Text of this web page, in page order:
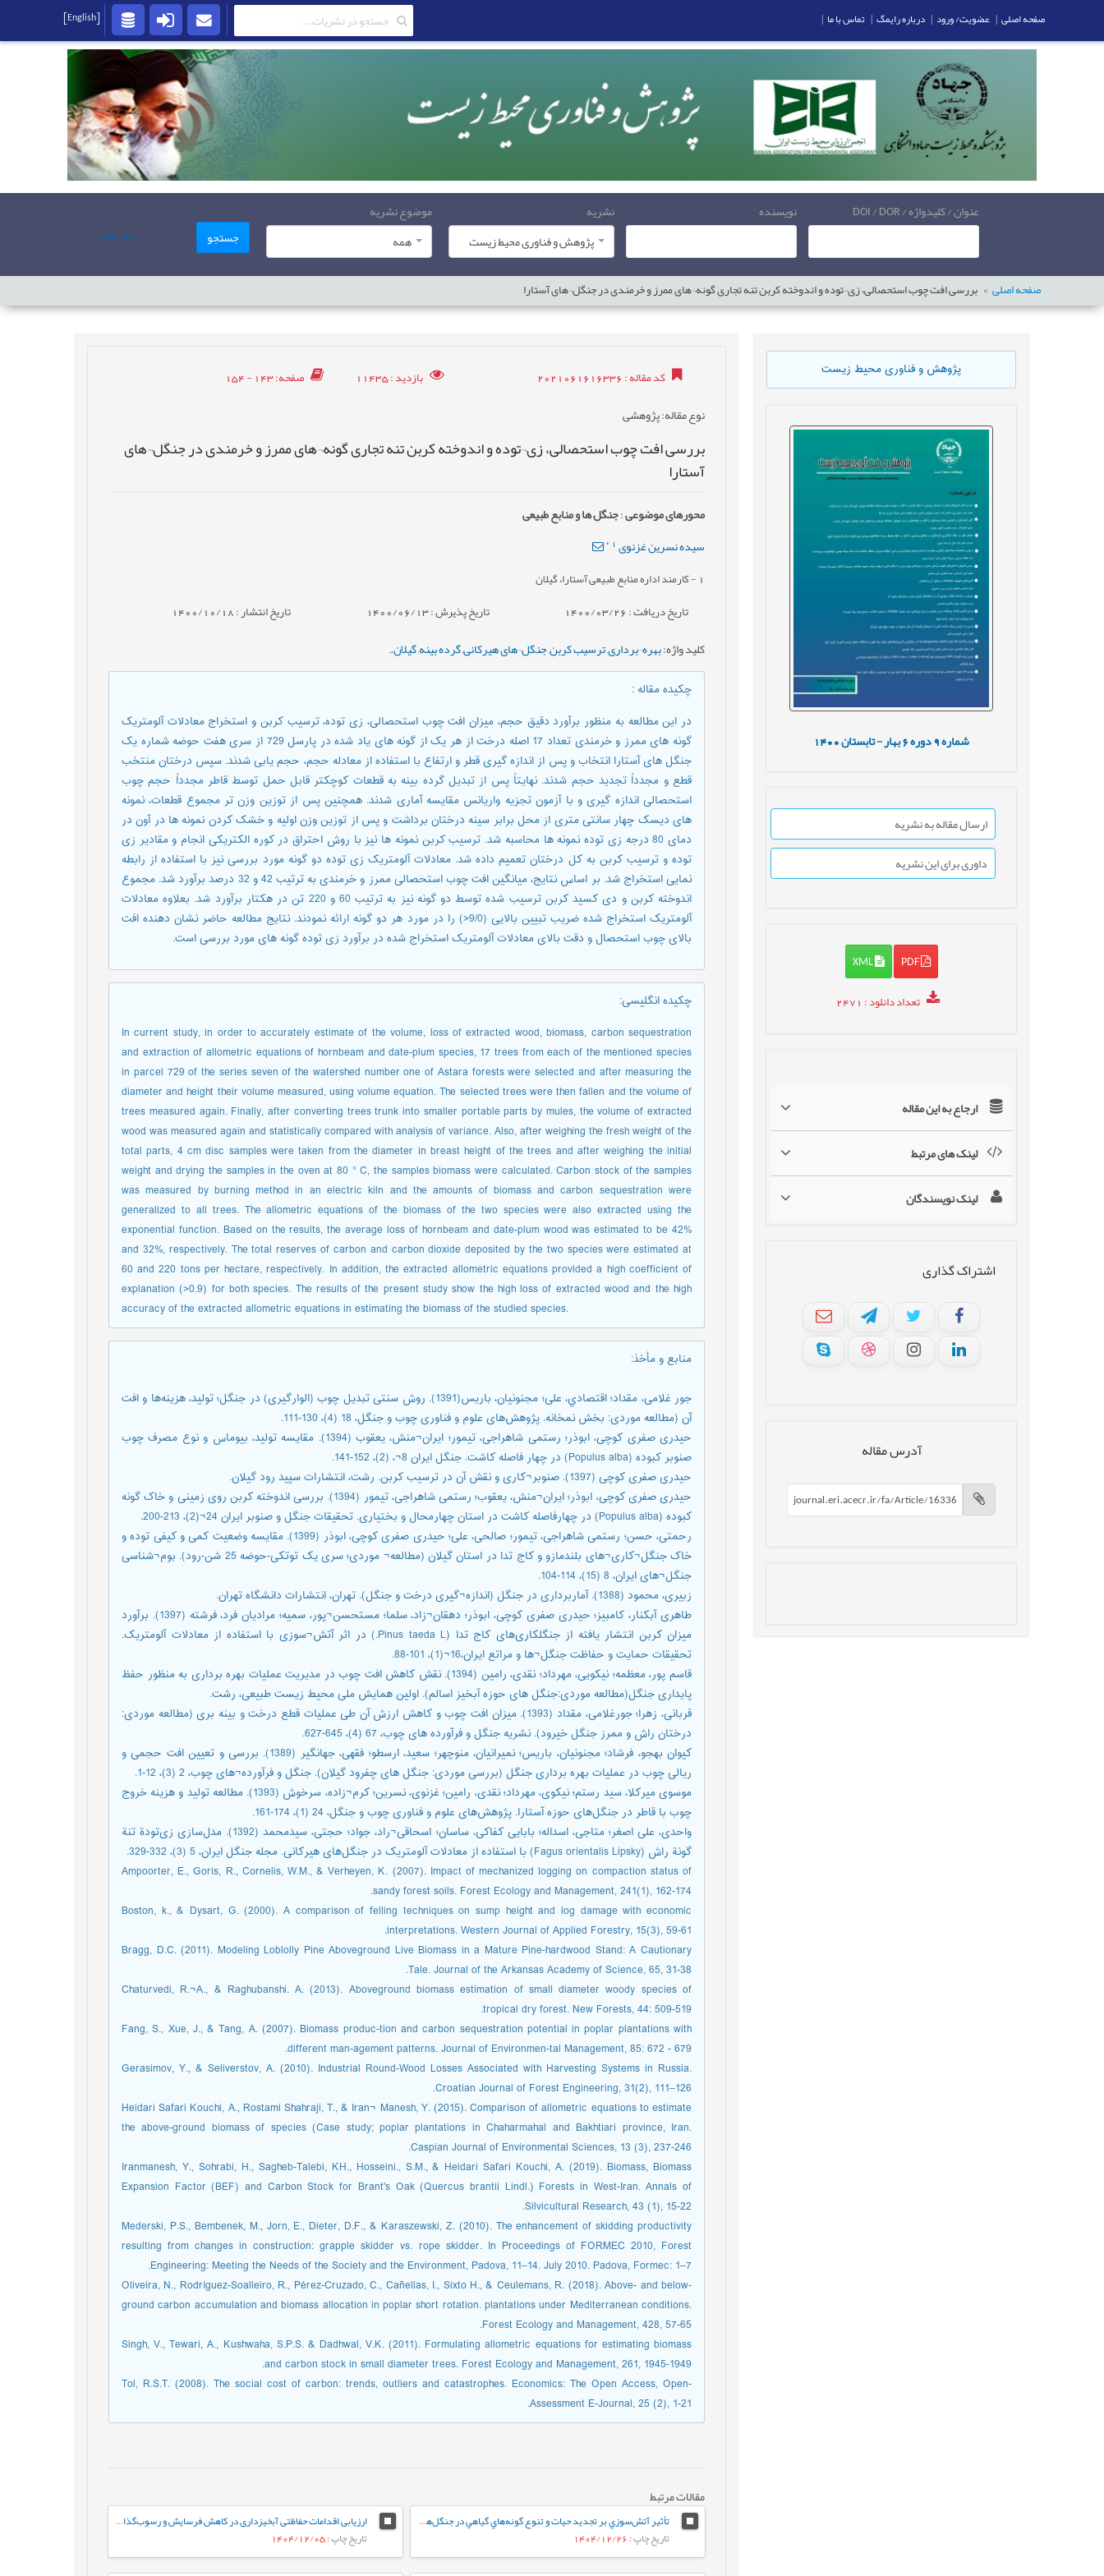
عنوان / کلیدواژه / DOI / DOR نویسنده
نشریه
پژوهش و فناوری محیط زیست
موضوع نشریه
همه
جستجو پیشرفته
صفحه اصلی بررسی افت چوب استحصالی، زی¬توده و اندوخته کربن تنه تجاری گونه¬های ممرز و خرمندی در جنگل¬های آستارا
پژوهش و فناوری محیط زیست
شماره دوره بهار - تابستان1400
ارسال مقاله به نشریه
داوری برای این نشریه
PDF
XML
تعداد دانلود: 2471
ارجاع به این مقاله
لینک های مرتبط
لینک نویسندگان
اشتراک گذاری
آدرس مقاله
کد مقاله: 2021061616336 بازدید: 11435 صفحه: 143 - 154
نوع مقاله: پژوهشی
بررسی افت چوب استحصالی، زی¬توده و اندوخته کربن تنه تجاری گونه¬های ممرز و خرمندی در جنگل¬های
آستارا
محورهای موضوعی:جنگل ها و منابع طبیعی
سیده نسرین غزنوی 1
*
1 - کارمند اداره منابع طبیعی آستارا، گیلان
تاریخ دریافت : 1400/03/26 تاریخ پذیرش : 1400/06/13 تاریخ انتشار : 1400/10/18
کلید واژه:بهره¬برداری,ترسیب کربن,جنگل¬های هیرکانی,گرده بینه,گیلان.,
چکیده مقاله:
در این مطالعه به منظور برآورد دقیق حجم، میزان افت چوب استحصالی، زی توده، ترسیب کربن و استخراج معادلات آلومتریک
گونه های ممرز و خرمندی تعداد 17 اصله درخت از هر یک از گونه های یاد شده در پارسل 729 از سری هفت حوضه شماره یک
جنگل های آستارا انتخاب و پس از اندازه گیری قطر و ارتفاع با استفاده از معادله حجم، حجم یابی شدند. سپس درختان منتخب
قطع و مجدداً تجدید حجم شدند. نهایتاً پس از تبدیل گرده بینه به قطعات کوچکتر قابل حمل توسط قاطر مجدداً حجم چوب
استحصالی اندازه گیری و با آزمون تجزیه واریانس مقایسه آماری شدند. همچنین پس از توزین وزن تر مجموع قطعات، نمونه
های دیسک چهار سانتی متری از محل برابر سینه درختان برداشت و پس از توزین وزن اولیه و خشک کردن نمونه ها در آون در
دمای 80 درجه زی توده نمونه ها محاسبه شد. ترسیب کربن نمونه ها نیز با روش احتراق در کوره الکتریکی انجام و مقادیر زی
توده و ترسیب کربن به کل درختان تعمیم داده شد. معادلات آلومتریک زی توده دو گونه مورد بررسی نیز با استفاده از رابطه
نمایی استخراج شد. بر اساس نتایج، میانگین افت چوب استحصالی ممرز و خرمندی به ترتیب 42 و 32 درصد برآورد شد. مجموع
اندوخته کربن و دی کسید کربن ترسیب شده توسط دو گونه نیز به ترتیب 60 و 220 تن در هکتار برآورد شد. بعلاوه معادلات
آلومتریک استخراج شده ضریب تبیین بالایی (9/0<) را در مورد هر دو گونه ارائه نمودند. نتایج مطالعه حاضر نشان دهنده افت
بالای چوب استحصال و دقت بالای معادلات آلومتریک استخراج شده در برآورد زی توده گونه های مورد بررسی است.
چکیده انگلیسی:
In current study, in order to accurately estimate of the volume, loss of extracted wood, biomass, carbon sequestration
and extraction of allometric equations of hornbeam and date-plum species, 17 trees from each of the mentioned species
in parcel 729 of the series seven of the watershed number one of Astara forests were selected and after measuring the
diameter and height their volume measured, using volume equation. The selected trees were then fallen and the volume of
trees measured again. Finally, after converting trees trunk into smaller portable parts by mules, the volume of extracted
wood was measured again and statistically compared with analysis of variance. Also, after weighing the fresh weight of the
total parts, 4 cm disc samples were taken from the diameter in breast height of the trees and after weighing the initial
weight and drying the samples in the oven at 80 ° C, the samples biomass were calculated. Carbon stock of the samples
was measured by burning method in an electric kiln and the amounts of biomass and carbon sequestration were
generalized to all trees. The allometric equations of the biomass of the two species were also extracted using the
exponential function. Based on the results, the average loss of hornbeam and date-plum wood was estimated to be 42%
and 32%, respectively. The total reserves of carbon and carbon dioxide deposited by the two species were estimated at
60 and 220 tons per hectare, respectively. In addition, the extracted allometric equations provided a high coefficient of
explanation (>0.9) for both species. The results of the present study show the high loss of extracted wood and the high
accuracy of the extracted allometric equations in estimating the biomass of the studied species.
منابع و مأخذ:
جور غلامی، مقداد؛ اقتصادي، علی؛ مجنونیان، باریس(1391). روش سنتی تبدیل چوب (الوارگیری) در جنگل؛ تولید، هزینه‌ها و افت
آن (مطالعه موردی: بخش نمخانه. پژوهش‌های علوم و فناوری چوب و جنگل، 18 (4)، 130-111.
حیدری صفری کوچی، ابوذر؛ رستمی شاهراجی، تیمور؛ ایران¬منش، یعقوب (1394). مقایسه تولید، بیوماس و نوع مصرف چوب
صنوبر کبوده (Populus alba) در چهار فاصله کاشت. جنگل ایران 8¬، (2)، 152-141.
حیدری صفری کوچی (1397). صنوبر¬کاری و نقش آن در ترسیب کربن. رشت، انتشارات سپید رود گیلان.
حیدری صفری کوچی، ابوذر؛ ایران¬منش، یعقوب؛ رستمی شاهراجی، تیمور (1394). بررسی اندوخته کربن روی زمینی و خاک گونه
کبوده (Populus alba) در چهارفاصله کاشت در استان چهارمحال و بختیاری. تحقیقات جنگل و صنوبر ایران 24¬(2)، 213-200.
رحمتی، حسن؛ رستمی شاهراجی، تیمور؛ صالحی، علی؛ حیدری صفری کوچی، ابوذر (1399). مقایسه وضعیت کمی و کیفی توده و
خاک جنگل¬کاری¬های بلندمازو و کاج تدا در استان گیلان (مطالعه¬ موردی؛ سری یک توتکی-حوضه 25 شن-رود). بوم¬شناسی
جنگل¬های ایران، 8 (15)، 114-104.
زبیری، محمود (1388). آماربرداری در جنگل (اندازه¬گیری درخت و جنگل). تهران، انتشارات دانشگاه تهران.
طاهری آبکنار، کامبیز؛ حیدری صفری کوچی، ابوذر؛ دهقان¬زاد، سلما؛ مستحسن¬پور، سمیه؛ مرادیان فرد، فرشته (1397). برآورد
میزان کربن انتشار یافته از جنگلکاری‌های کاج تدا (Pinus taeda L.) در اثر آتش¬سوزی با استفاده از معادلات آلومتریک.
تحقیقات حمایت و حفاظت جنگل¬ها و مراتع ایران،16¬(1)، 101-88.
قاسم پور، معظمه؛ نیکویی، مهرداد؛ نقدی، رامین (1394). نقش کاهش افت چوب در مدیریت عملیات بهره برداری به منظور حفظ
پایداری جنگل(مطالعه موردی:جنگل های حوزه آبخیز اسالم). اولین همایش ملی محیط زیست طبیعی، رشت.
قربانی، زهرا؛ جورغلامی، مقداد (1393). میزان افت چوب و کاهش ارزش آن طی عملیات قطع درخت و بینه بری (مطالعه موردی:
درختان راش و ممرز جنگل خیرود). نشریه جنگل و فرآورده های چوب، 67 (4)، 645-627.
کیوان بهجو، فرشاد؛ مجنونیان، باریس؛ نمیرانیان، منوچهر؛ سعید، ارسطو؛ فقهی، جهانگیر (1389). بررسی و تعیین افت حجمی و
ریالی چوب در عملیات بهره برداری جنگل (بررسی موردی: جنگل های چفرود گیلان). جنگل و فرآورده¬های چوب، 2 (3)، 12-1.
موسوی میرکلا، سید رستم؛ نیکوی، مهرداد؛ نقدی، رامین؛ غزنوی، نسرین؛ کرم¬زاده، سرخوش (1393). مطالعه تولید و هزینه خروج
چوب با قاطر در جنگل‌های حوزه آستارا. پژوهش‌های علوم و فناوری چوب و جنگل، 24 (1)، 174-161.
واحدی، علی اصغر؛ متاجی، اسداله؛ بابایی کفاکی، ساسان؛ اسحاقی¬راد، جواد؛ حجتی، سیدمحمد (1392). مدل‌سازی زی‌تودة تنة
گونة راش (Fagus orientalis Lipsky) با استفاده از معادلات آلومتریک در جنگل‌های هیرکانی. مجله جنگل ایران، 5 (3)، 332-329.
Ampoorter, E., Goris, R., Cornelis, W.M., & Verheyen, K. (2007). Impact of mechanized logging on compaction status of
sandy forest soils. Forest Ecology and Management, 241(1), 162-174.
Boston, k., & Dysart, G. (2000). A comparison of felling techniques on sump height and log damage with economic
interpretations. Western Journal of Applied Forestry, 15(3), 59-61.
Bragg, D.C. (2011). Modeling Loblolly Pine Aboveground Live Biomass in a Mature Pine-hardwood Stand: A Cautionary
Tale. Journal of the Arkansas Academy of Science, 65, 31-38.
Chaturvedi, R.¬A., & Raghubanshi. A. (2013). Aboveground biomass estimation of small diameter woody species of
tropical dry forest. New Forests, 44: 509-519.
Fang, S., Xue, J., & Tang, A. (2007). Biomass produc-tion and carbon sequestration potential in poplar plantations with
different man-agement patterns. Journal of Environmen-tal Management, 85: 672 - 679.
Gerasimov, Y., & Seliverstov, A. (2010). Industrial Round-Wood Losses Associated with Harvesting Systems in Russia.
Croatian Journal of Forest Engineering, 31(2), 111–126.
Heidari Safari Kouchi, A., Rostami Shahraji, T., & Iran¬ Manesh, Y. (2015). Comparison of allometric equations to estimate
the above-ground biomass of species (Case study; poplar plantations in Chaharmahal and Bakhtiari province, Iran.
Caspian Journal of Environmental Sciences, 13 (3), 237-246.
Iranmanesh, Y., Sohrabi, H., Sagheb-Talebi, KH., Hosseini., S.M., & Heidari Safari Kouchi, A. (2019). Biomass, Biomass
Expansion Factor (BEF) and Carbon Stock for Brant's Oak (Quercus brantii Lindl.) Forests in West-Iran. Annals of
Silvicultural Research, 43 (1), 15-22.
Mederski, P.S., Bembenek, M., Jorn, E., Dieter, D.F., & Karaszewski, Z. (2010). The enhancement of skidding productivity
resulting from changes in construction: grapple skidder vs. rope skidder. In Proceedings of FORMEC 2010, Forest
Engineering: Meeting the Needs of the Society and the Environment, Padova, 11–14. July 2010. Padova, Formec: 1–7.
Oliveira, N., Rodríguez-Soalleiro, R., Pérez-Cruzado, C., Cañellas, I., Sixto H., & Ceulemans, R. (2018). Above- and below-
ground carbon accumulation and biomass allocation in poplar short rotation. plantations under Mediterranean conditions.
Forest Ecology and Management, 428, 57-65.
Singh, V., Tewari, A., Kushwaha, S.P.S. & Dadhwal, V.K. (2011). Formulating allometric equations for estimating biomass
and carbon stock in small diameter trees. Forest Ecology and Management, 261, 1945-1949.
Tol, R.S.T. (2008). The social cost of carbon: trends, outliers and catastrophes. Economics: The Open Access, Open-
Assessment E-Journal, 25 (2), 1-21.
مقالات مرتبط
تأثیر آتش‌سوزي بر تجدید حیات و تنوع گونه‌هاي گياهي در جنگل‌های خورگام رودبار
تاریخ چاپ: 1404/12/26
ارزیابی اقدامات حفاظتی آبخیزداری در کاهش فرسایش و رسوب‌گذاری حوضه آلنزه با استفاده از مدل MPSIAC
تاریخ چاپ: 1404/12/05
صفحه اصلی | عضویت/ ورود | درباره رایمگ | تماس با ما |
[English]